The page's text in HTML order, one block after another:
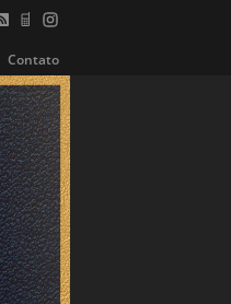
Contato